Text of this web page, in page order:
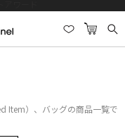
Item）、バッグの商品一覧で